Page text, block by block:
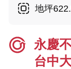
地坪
永慶
台中